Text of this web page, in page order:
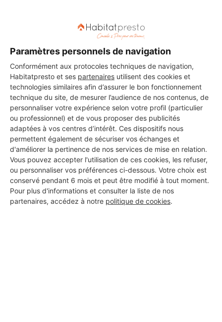
Paramètres personnels de navigation
Conformément aux protocoles techniques de navigation,
Habitatpresto et ses partenaires utilisent des cookies et
technologies similaires afin d’assurer le bon fonctionnement
technique du site, de mesurer l’audience de nos contenus, de
personnaliser votre expérience selon votre profil (particulier
ou professionnel) et de vous proposer des publicités
adaptées à vos centres d’intérêt. Ces dispositifs nous
permettent également de sécuriser vos échanges et
d'améliorer la pertinence de nos services de mise en relation.
Vous pouvez accepter l'utilisation de ces cookies, les refuser,
ou personnaliser vos préférences ci-dessous. Votre choix est
conservé pendant 6 mois et peut être modifié à tout moment.
Pour plus d'informations et consulter la liste de nos
partenaires, accédez à notre politique de cookies.
choisir ? Demandez des devis travauxauprès de notre réseau de 5 000
professionnels partout en France.
DEMANDER UN DEVIS